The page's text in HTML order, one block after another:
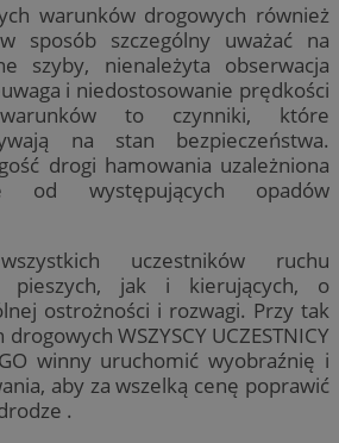
warunków drogowych również
sposób szczególny uważać na
szyby, nienależyta obserwacja
i niedostosowanie prędkości
to czynniki, które
na stan bezpieczeństwa.
drogi hamowania uzależniona
od występujących opadów
uczestników ruchu
pieszych, jak i kierujących, o
ostrożności i rozwagi. Przy tak
WSZYSCY UCZESTNICY
winny uruchomić wyobraźnię i
aby za wszelką cenę poprawić
.